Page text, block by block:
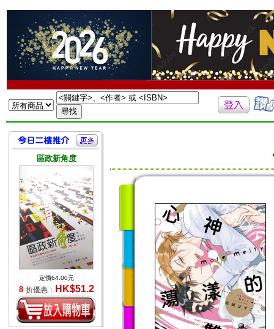
區政新角度
定價64.00元
8 折優惠： HK$51.2